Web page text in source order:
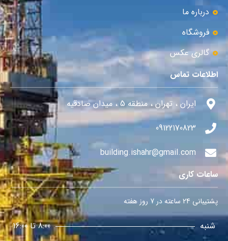
درباره ما
فروشگاه
گالری عکس
اطلاعات تماس
ایران ، تهران ، منطقه 5 ، میدان صادقیه
09122170823
building.ishahr@gmail.com
ساعات کاری
پشتیبانی 24 ساعته در 7 روز هفته
شنبه 8:00 تا 16:00